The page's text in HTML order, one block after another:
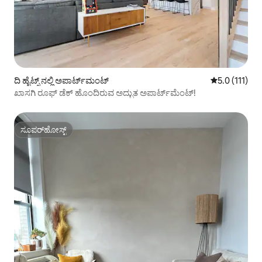
ದಿ ಹೈಟ್ಸ್ ನಲ್ಲಿ ಅಪಾರ್ಟ್‌ಮಂಟ್ 5 ರಲ್ಲಿ 5.0
5.0 (111)
ಖಾಸಗಿ ರೂಫ್ ಡೆಕ್ ಹೊಂದಿರುವ ಅದ್ಭುತ ಅಪಾರ್ಟ್‌ಮೆಂಟ್!
ಸೂಪರ್‌ಹೋಸ್ಟ್
ಸೂಪರ್‌ಹೋಸ್ಟ್